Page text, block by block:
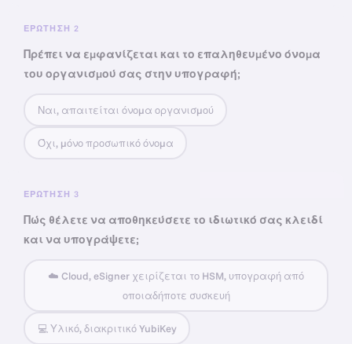
ΕΡΏΤΗΣΗ 2
Πρέπει να εμφανίζεται και το επαληθευμένο όνομα
του οργανισμού σας στην υπογραφή;
Ναι, απαιτείται όνομα οργανισμού
Όχι, μόνο προσωπικό όνομα
ΕΡΏΤΗΣΗ 3
Πώς θέλετε να αποθηκεύσετε το ιδιωτικό σας κλειδί
και να υπογράψετε;
☁️ Cloud, eSigner χειρίζεται το HSM, υπογραφή από
οποιαδήποτε συσκευή
💻 Υλικό, διακριτικό YubiKey